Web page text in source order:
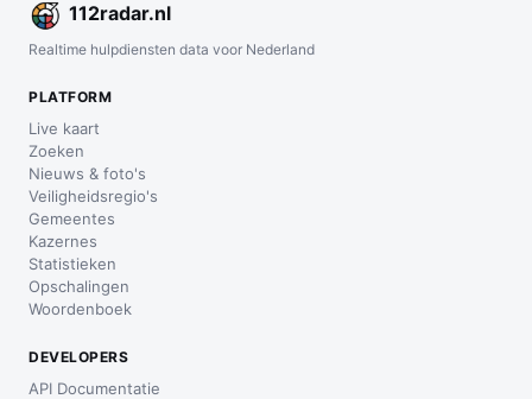
112radar.nl
Realtime hulpdiensten data voor Nederland
PLATFORM
Live kaart
Zoeken
Nieuws & foto's
Veiligheidsregio's
Gemeentes
Kazernes
Statistieken
Opschalingen
Woordenboek
DEVELOPERS
API Documentatie